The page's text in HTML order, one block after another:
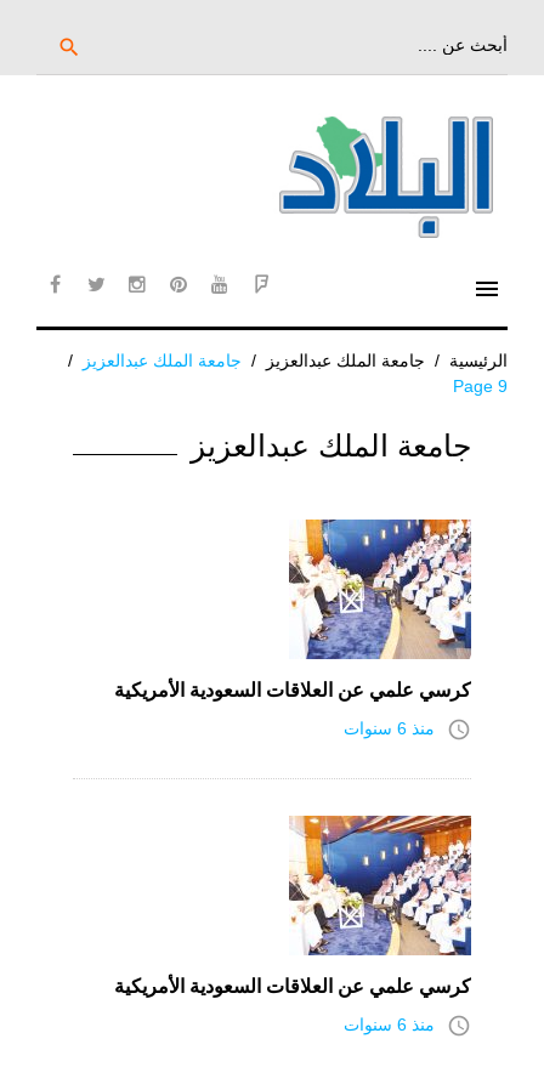
search
menu
الرئيسية / جامعة الملك عبدالعزيز / جامعة الملك عبدالعزيز
/
Page 9
جامعة
الملك
عبدالعزيز
جامعة الملك عبدالعزيز
كرسي علمي عن العلاقات السعودية الأمريكية
access_time منذ 6 سنوات
كرسي علمي عن العلاقات السعودية الأمريكية
access_time منذ 6 سنوات